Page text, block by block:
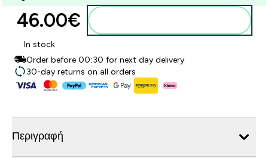
46.00€‎
In stock
Order before 00:30 for next day delivery
30-day returns on all orders
Περιγραφή